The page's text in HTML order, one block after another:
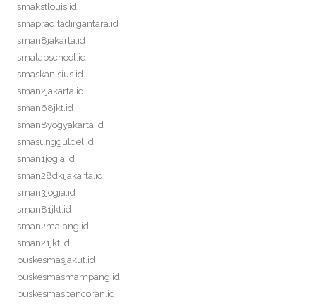
smakstlouis.id
smapraditadirgantara.id
sman8jakarta.id
smalabschool.id
smaskanisius.id
sman2jakarta.id
sman68jkt.id
sman8yogyakarta.id
smasungguldel.id
sman1jogja.id
sman28dkijakarta.id
sman3jogja.id
sman81jkt.id
sman2malang.id
sman21jkt.id
puskesmasjakut.id
puskesmasmampang.id
puskesmaspancoran.id